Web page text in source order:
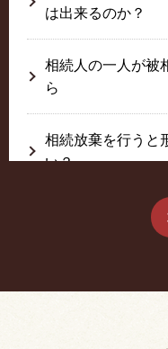
は出来るのか？
相続人の一人が被
ら
相続放棄を行うと
い？
生前に相続放棄す